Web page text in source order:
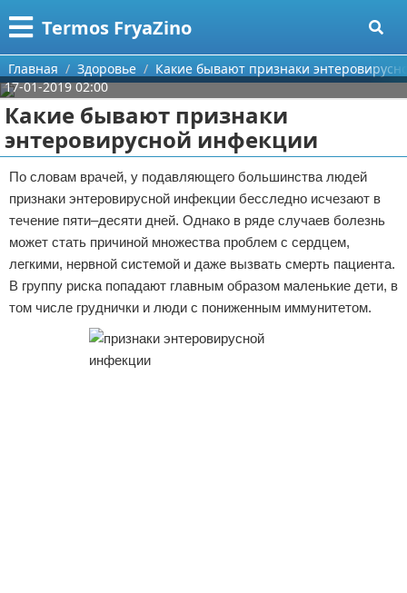
Termos FryaZino
Меню
Главная
Категории
Программирование
Дом и семья
Автомобили
Строительство и ремонт
Здоровье
Компьютеры
Поиск
О проекте
Контакты
Сотрудничество
Размещение рекламы
Для правообладателей
Главная Здоровье
Какие бывают признаки
17-01-2019 02:00
Какие бывают признаки
энтеровирусной инфекции
По словам врачей, у подавляющего большинства людей
признаки энтеровирусной инфекции бесследно исчезают в
течение пяти–десяти дней. Однако в ряде случаев болезнь
может стать причиной множества проблем с сердцем,
легкими, нервной системой и даже вызвать смерть пациента.
В группу риска попадают главным образом маленькие дети, в
том числе груднички и люди с пониженным иммунитетом.